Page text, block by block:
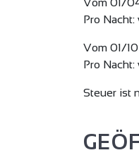
Vom 01/
Pro
Vom 01/
Pro
Steuer ist